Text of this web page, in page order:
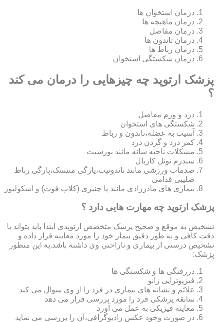
درمان استخوان ها
درمان ماهیچه ها
درمان مفاصل
درمان تاندون ها
درمان رباط ها
درمان شکستگی استخوان
پزشک ارتوپد چه چیزهایی را درمان می کند
؟
درد و ورم مفاصل
شکستگی های استخوان
آسیب به عضله،تاندون و رباط
کمر درد و گردن درد
مشکلات ناحیه شانه مانند بورسیت
سندرم تونل کارپال
صدمات ورزشی مانند تاندونیت،پارگی منیسک،پارگی رباط
صلیبی قدامی
بیماری های مادرزادی مانند پا چنبری (کلاب فوت) و اسکولیوز
پزشک ارتوپد چه مهارت هایی دارد ؟
تشخیص به موقع و صحیح پزشک متخصص ارتوپدی ابتدا باید بتواند با
دقت کافی و به طور دقیق بیمار خود را مورد معاینه قرار داده و
تشخیص درستی از بیماری و ناراحتی وی داشته باشد.به این منظور
پزشک:
دررفتگی ها و شکستگی ها
فیزیوتراپی زانو
علائم و نشانه های بیماری در فرد را از وی سوال می کند
سابقه پزشکی فرد را مورد بررسی قرار می دهد
معاینه فیزیکی به عمل می آورد
در صورت وجود عکس رادیوگرافی،آن را بررسی می‎ نماید